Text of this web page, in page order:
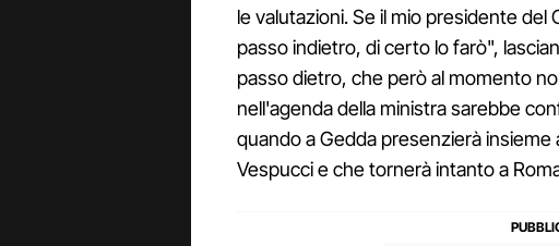
le valutazioni. Se il mio presidente
passo indietro, di certo lo farò",
passo dietro, che però al momento
nell'agenda della ministra sarebbe
quando a Gedda presenzierà insieme
Vespucci e che tornerà intanto a